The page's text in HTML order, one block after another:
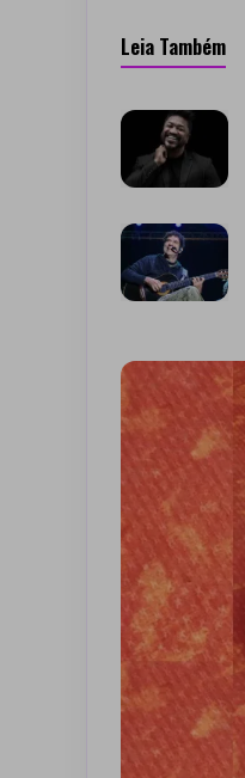
Leia Também